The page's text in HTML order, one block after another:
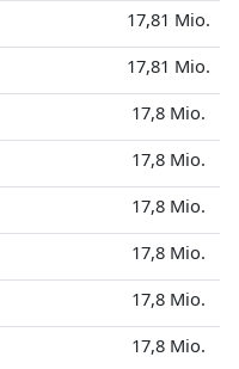
17,81 Mio.
17,81 Mio.
17,8 Mio.
17,8 Mio.
17,8 Mio.
17,8 Mio.
17,8 Mio.
17,8 Mio.